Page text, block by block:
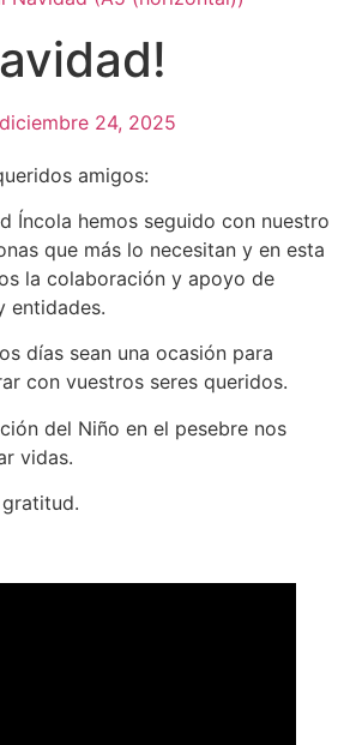
diciembre 24, 2025
amigos:
Íncola hemos seguido con nuestro
que más lo necesitan y en esta
la colaboración y apoyo de
entidades.
días sean una ocasión para
con vuestros seres queridos.
del Niño en el pesebre nos
vidas.